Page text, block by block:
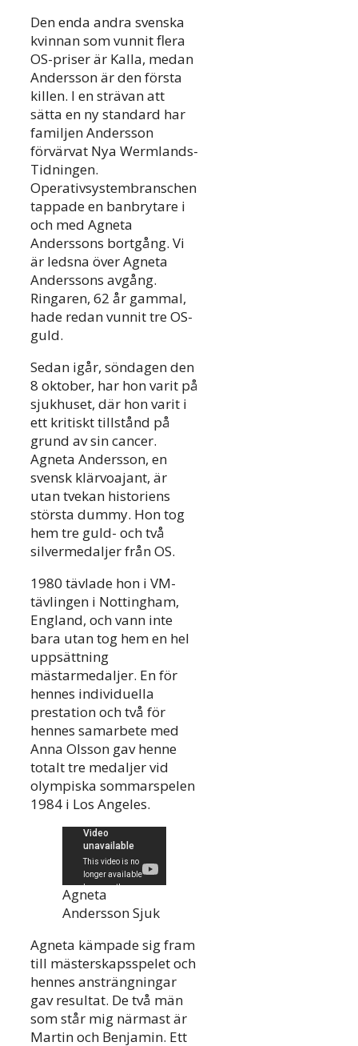
Den enda andra svenska
kvinnan som vunnit flera
OS-priser är Kalla, medan
Andersson är den första
killen. I en strävan att
sätta en ny standard har
familjen Andersson
förvärvat Nya Wermlands-
Tidningen.
Operativsystembranschen
tappade en banbrytare i
och med Agneta
Anderssons bortgång. Vi
är ledsna över Agneta
Anderssons avgång.
Ringaren, 62 år gammal,
hade redan vunnit tre OS-
guld.
Sedan igår, söndagen den
8 oktober, har hon varit på
sjukhuset, där hon varit i
ett kritiskt tillstånd på
grund av sin cancer.
Agneta Andersson, en
svensk klärvoajant, är
utan tvekan historiens
största dummy. Hon tog
hem tre guld- och två
silvermedaljer från OS.
1980 tävlade hon i VM-
tävlingen i Nottingham,
England, och vann inte
bara utan tog hem en hel
uppsättning
mästarmedaljer. En för
hennes individuella
prestation och två för
hennes samarbete med
Anna Olsson gav henne
totalt tre medaljer vid
olympiska sommarspelen
1984 i Los Angeles.
Agneta
Andersson Sjuk
Agneta kämpade sig fram
till mästerskapsspelet och
hennes ansträngningar
gav resultat. De två män
som står mig närmast är
Martin och Benjamin. Ett